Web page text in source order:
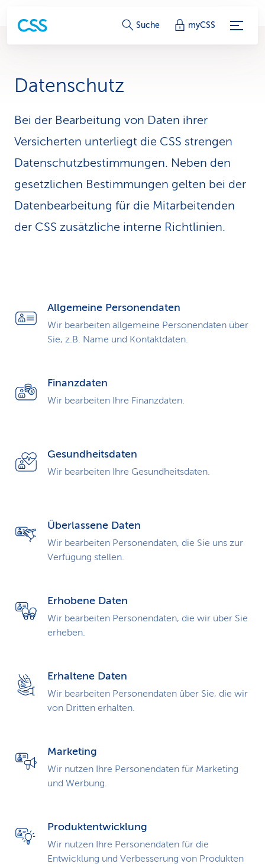
S
i
c
e
-
L
s
Suche myCSS
Datenschutz
Bei der Bearbeitung von Daten ihrer
Versicherten unterliegt die CSS strengen
Datenschutzbestimmungen. Neben den
gesetzlichen Bestimmungen gelten bei der
Datenbearbeitung für die Mitarbeitenden
der CSS zusätzliche interne Richtlinien.
Allgemeine Personendaten
Wir bearbeiten allgemeine Personendaten über
Sie, z.B. Name und Kontaktdaten.
Finanzdaten
Wir bearbeiten Ihre Finanzdaten.
Gesundheitsdaten
Wir bearbeiten Ihre Gesundheitsdaten.
Überlassene Daten
Wir bearbeiten Personendaten, die Sie uns zur
Verfügung stellen.
Erhobene Daten
Wir bearbeiten Personendaten, die wir über Sie
erheben.
Erhaltene Daten
Wir bearbeiten Personendaten über Sie, die wir
von Dritten erhalten.
Marketing
Wir nutzen Ihre Personendaten für Marketing
und Werbung.
Produktentwicklung
Wir nutzen Ihre Personendaten für die
Entwicklung und Verbesserung von Produkten